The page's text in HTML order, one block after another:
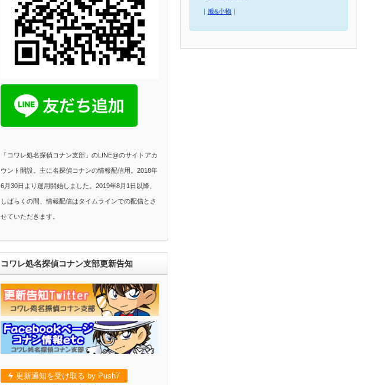
「コワレ処名探偵コナン支部」のLINE@のサイトアカ
ウント開設。主に名探偵コナンの情報配信用。2018年
6月30日より運用開始しました。2019年8月1日以降、
しばらくの間、情報配信はタイムラインでの配信とさ
せていただきます。
コワレ処名探偵コナン支部更新告知
更新通知を受け取る by Push7
｜ 服&小物 ｜